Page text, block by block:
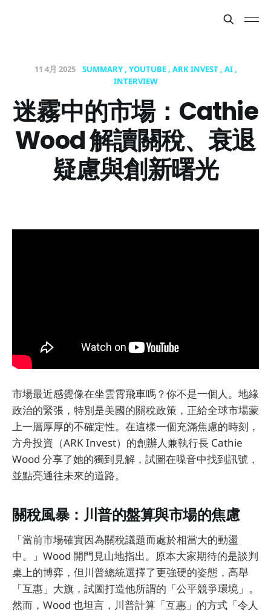
11 4月 2025 SUMMARY YOUTUBE ARK INVEST AI
INTERVIEW
迷霧中的市場：Cathie
Wood 解讀關稅、衰退
疑慮與創新曙光
市場最近感覺像在坐雲霄飛車嗎？你不是一個人。地緣
政治的緊張，特別是美國的關稅政策，正給全球市場蒙
上一層厚厚的不確定性。在這樣一個充滿焦慮的時刻，
方舟投資（ARK Invest）的創辦人兼執行長 Cathie
Wood 分享了她的獨到見解，試圖在噪音中找到訊號，
並點亮通往未來的道路。
關稅風暴：川普的盤算與市場的焦慮
「當前市場確實因為關稅議題而處於相當大的動盪
中。」Wood 開門見山地指出。原本大家期待的是談判
桌上的博弈，但川普總統選擇了更強硬的姿態，高舉
「互惠」大旗，試圖打造他所謂的「公平競爭環境」。
然而，Wood 也坦言，川普計算「互惠」的方式「令人